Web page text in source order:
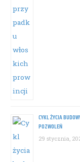
CYKL ŻYCIA
POZWOLEŃ
29 stycznia,